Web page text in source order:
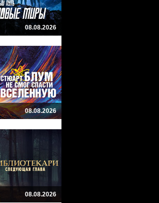
08.08.2026
08.08.2026
08.08.2026